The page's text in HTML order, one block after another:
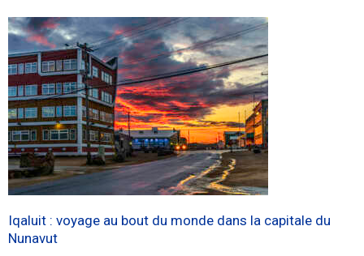
Iqaluit : voyage au bout du monde dans la capitale du
Nunavut